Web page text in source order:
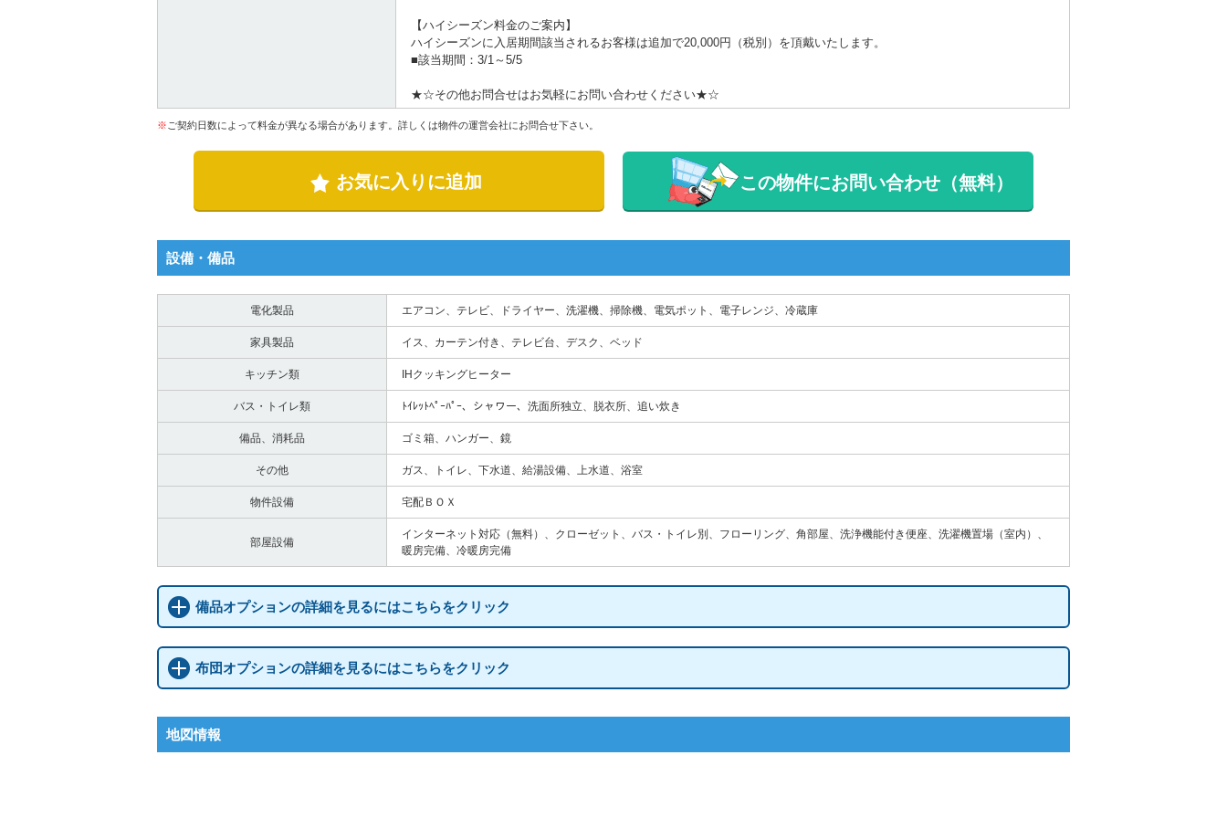
【ハイシーズン料金のご案内】
ハイシーズンに入居期間該当されるお客様は追加で20,000円（税別）を頂戴いたします。
■該当期間：3/1～5/5
★☆その他お問合せはお気軽にお問い合わせください★☆
※ ご契約日数によって料金が異なる場合があります。詳しくは物件の運営会社にお問合せ下さい。
お気に入りに追加 この物件にお問い合わせ（無料）
設備・備品
電化製品 エアコン、テレビ、ドライヤー、洗濯機、掃除機、電気ポット、電子レンジ、冷蔵庫
家具製品 イス、カーテン付き、テレビ台、デスク、ベッド
キッチン類 IHクッキングヒーター
バス・トイレ類 ﾄｲﾚｯﾄﾍﾟｰﾊﾟｰ、シャワー、洗面所独立、脱衣所、追い炊き
備品、消耗品 ゴミ箱、ハンガー、鏡
その他 ガス、トイレ、下水道、給湯設備、上水道、浴室
物件設備 宅配ＢＯＸ
部屋設備
インターネット対応（無料）、クローゼット、バス・トイレ別、フローリング、角部屋、洗浄機能付き便座、洗濯機置場（室内）、
暖房完備、冷暖房完備
備品オプションの詳細を見るにはこちらをクリック
布団オプションの詳細を見るにはこちらをクリック
地図情報